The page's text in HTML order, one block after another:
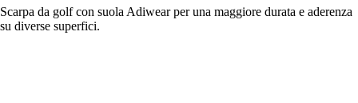
Scarpa da golf con suola Adiwear per una maggiore durata e aderenza
su diverse superfici.